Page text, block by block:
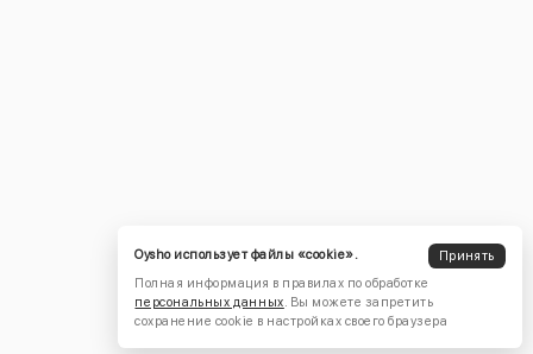
Oysho использует файлы «cookie».
Принять
Полная информация в правилах по обработке
персональных данных. Вы можете запретить
сохранение cookie в настройках своего браузера